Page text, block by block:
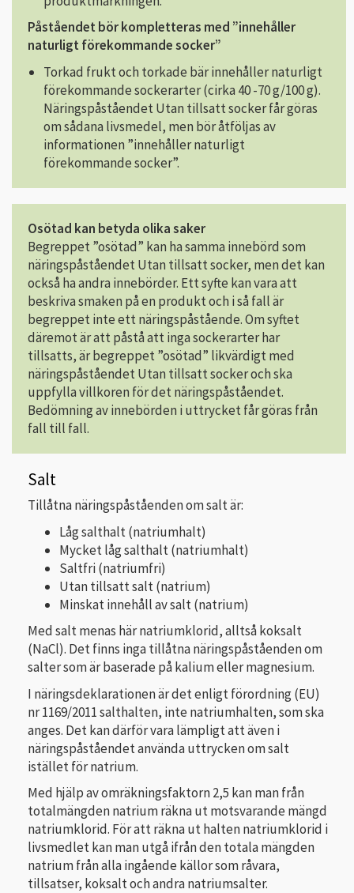
Påståendet bör kompletteras med ”innehåller
naturligt förekommande socker”
Torkad frukt och torkade bär innehåller naturligt
förekommande sockerarter (cirka 40 -70 g/100 g).
Näringspåståendet Utan tillsatt socker får göras
om sådana livsmedel, men bör åtföljas av
informationen ”innehåller naturligt
förekommande socker”.
Osötad kan betyda olika saker
Begreppet ”osötad” kan ha samma innebörd som
näringspåståendet Utan tillsatt socker, men det kan
också ha andra innebörder. Ett syfte kan vara att
beskriva smaken på en produkt och i så fall är
begreppet inte ett näringspåstående. Om syftet
däremot är att påstå att inga sockerarter har
tillsatts, är begreppet ”osötad” likvärdigt med
näringspåståendet Utan tillsatt socker och ska
uppfylla villkoren för det näringspåståendet.
Bedömning av innebörden i uttrycket får göras från
fall till fall.
Salt
Tillåtna näringspåståenden om salt är:
Låg salthalt (natriumhalt)
Mycket låg salthalt (natriumhalt)
Saltfri (natriumfri)
Utan tillsatt salt (natrium)
Minskat innehåll av salt (natrium)
Med salt menas här natriumklorid, alltså koksalt
(NaCl). Det finns inga tillåtna näringspåståenden om
salter som är baserade på kalium eller magnesium.
I näringsdeklarationen är det enligt förordning (EU)
nr 1169/2011 salthalten, inte natriumhalten, som ska
anges. Det kan därför vara lämpligt att även i
näringspåståendet använda uttrycken om salt
istället för natrium.
Med hjälp av omräkningsfaktorn 2,5 kan man från
totalmängden natrium räkna ut motsvarande mängd
natriumklorid. För att räkna ut halten natriumklorid i
livsmedlet kan man utgå ifrån den totala mängden
natrium från alla ingående källor som råvara,
tillsatser, koksalt och andra natriumsalter.